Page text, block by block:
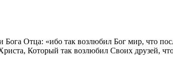
Отца: «ибо так возлюбил Бог мир, что
Который так возлюбил Своих друзей,